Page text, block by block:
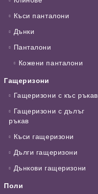
Къси панталони
Дънки
Панталони
Кожени панталони
Гащеризони
Гащеризони с къс ръкав
Гащеризони с дълъг
ръкав
Къси гащеризони
Дълги гащеризони
Дънкови гащеризони
Поли